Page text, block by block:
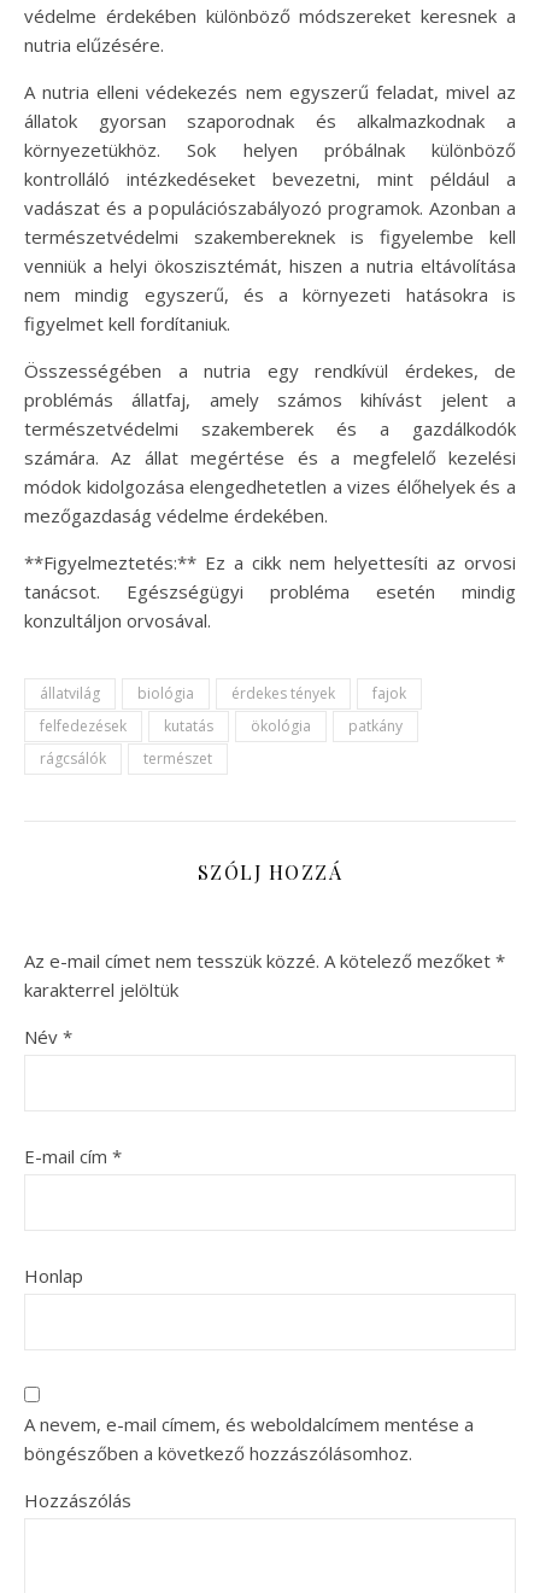
védelme érdekében különböző módszereket keresnek a
nutria elűzésére.
A nutria elleni védekezés nem egyszerű feladat, mivel az
állatok gyorsan szaporodnak és alkalmazkodnak a
környezetükhöz. Sok helyen próbálnak különböző
kontrolláló intézkedéseket bevezetni, mint például a
vadászat és a populációszabályozó programok. Azonban a
természetvédelmi szakembereknek is figyelembe kell
venniük a helyi ökoszisztémát, hiszen a nutria eltávolítása
nem mindig egyszerű, és a környezeti hatásokra is
figyelmet kell fordítaniuk.
Összességében a nutria egy rendkívül érdekes, de
problémás állatfaj, amely számos kihívást jelent a
természetvédelmi szakemberek és a gazdálkodók
számára. Az állat megértése és a megfelelő kezelési
módok kidolgozása elengedhetetlen a vizes élőhelyek és a
mezőgazdaság védelme érdekében.
**Figyelmeztetés:** Ez a cikk nem helyettesíti az orvosi
tanácsot. Egészségügyi probléma esetén mindig
konzultáljon orvosával.
állatvilág biológia érdekes tények
fajok
felfedezések
kutatás ökológia
patkány
rágcsálók
természet
SZÓLJ HOZZÁ
Az e-mail címet nem tesszük közzé. A kötelező mezőket *
karakterrel jelöltük
Név *
E-mail cím *
Honlap
A nevem, e-mail címem, és weboldalcímem mentése a
böngészőben a következő hozzászólásomhoz.
Hozzászólás